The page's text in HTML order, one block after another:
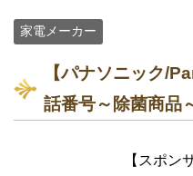
家電メーカー
【パナソニック/
話番号～除菌商品
【スポン